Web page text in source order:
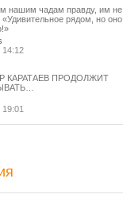
нашим чадам правду, им не
«Удивительное рядом, но оно
14:12
КАРАТАЕВ ПРОДОЛЖИТ